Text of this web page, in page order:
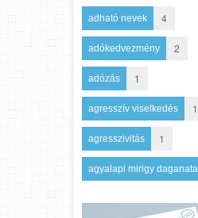
adható nevek 4
adókedvezmény 2
adózás 1
agresszív viselkedés 1
agresszivitás 1
agyalapi mirigy daganata